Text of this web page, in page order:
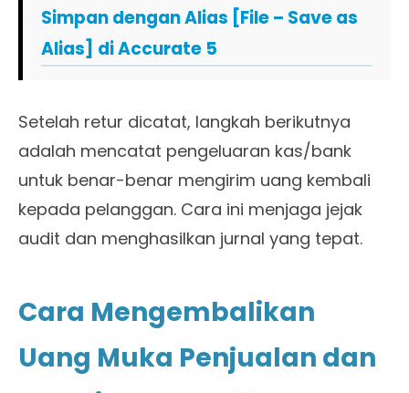
Simpan dengan Alias [File – Save as
Alias] di Accurate 5
Setelah retur dicatat, langkah berikutnya
adalah mencatat pengeluaran kas/bank
untuk benar-benar mengirim uang kembali
kepada pelanggan. Cara ini menjaga jejak
audit dan menghasilkan jurnal yang tepat.
Cara Mengembalikan
Uang Muka Penjualan dan